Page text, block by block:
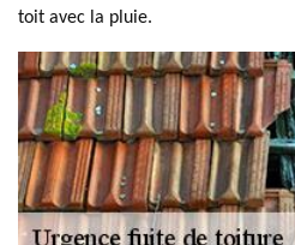
toit avec la pluie.